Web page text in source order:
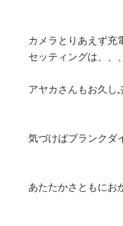
カメラとりあえず充
セッティングは、、
アヤカさんもお久し
気づけばブランクダ
あたたかさともにお